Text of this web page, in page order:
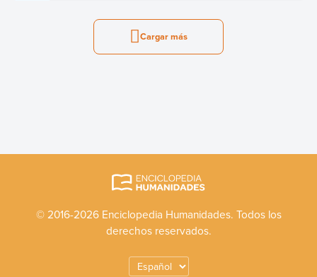
Cargar más
© 2016-2026 Enciclopedia Humanidades. Todos los
derechos reservados.